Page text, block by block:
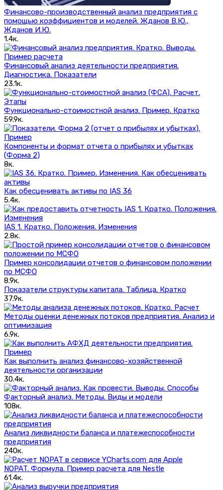
Финансово-производственный анализ предприятия с
помощью коэффициентов и моделей. Жданов В.Ю.,
Жданов И.Ю.
1.4к.
Финансовый анализ деятельности предприятия.
Диагностика. Показатели
23.1к.
Функционально-стоимостной анализ. Пример. Кратко
59.9к.
Компоненты и формат отчета о прибылях и убытках
(Форма 2)
8к.
Как обесценивать активы по IAS 36
5.4к.
IAS 1. Кратко. Положения. Изменения
2.8к.
Пример консолидации отчетов о финансовом положении
по МСФО
8.9к.
Показатели структуры капитала. Таблица. Кратко
37.9к.
Методы оценки денежных потоков предприятия. Анализ и
оптимизация
6.9к.
Как выполнить анализ финансово-хозяйственной
деятельности организации
30.4к.
Факторный анализ. Методы. Виды и модели
108к.
Анализ ликвидности баланса и платежеспособности
предприятия
240к.
NOPAT. Формула. Пример расчета для Nestle
61.4к.